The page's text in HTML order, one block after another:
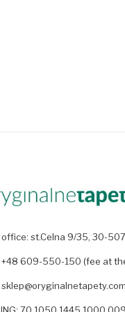
office: st.Celna 9/35, 30-
+48 609-550-150 (fee at
sklep@oryginalnetapety.com